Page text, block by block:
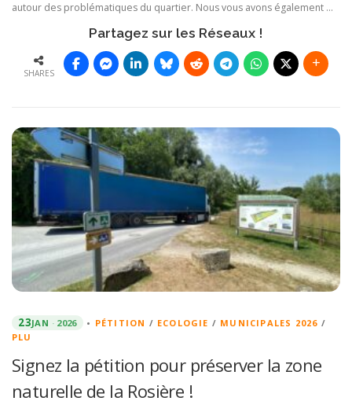
autour des problématiques du quartier. Nous vous avons également …
Partagez sur les Réseaux !
SHARES
23JAN 2026 • PÉTITION / ECOLOGIE / MUNICIPALES 2026 /
PLU
Signez la pétition pour préserver la zone
naturelle de la Rosière !